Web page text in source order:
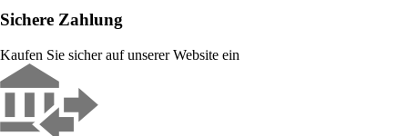
Sichere Zahlung
Kaufen Sie sicher auf unserer Website ein